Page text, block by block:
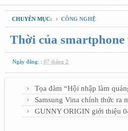
CHUYÊN MỤC: CÔNG NGHỆ
Thời của
Ngày đăng: : 07 tháng 2
Tọa đàm “Hội nhập làm
Samsung Vina chính thức ra
GUNNY ORIGIN giới thiệu